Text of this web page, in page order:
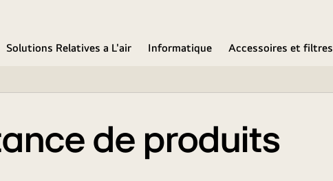
Solutions Relatives a L'air Informatique Accessoires et filtres
de produits